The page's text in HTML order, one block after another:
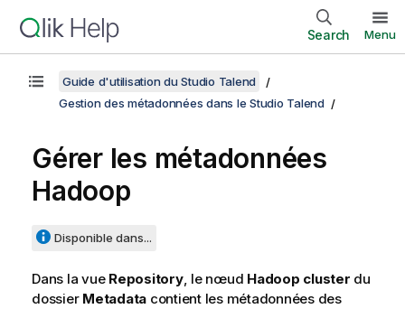
Search Menu
Guide d'utilisation du Studio Talend
Gestion des métadonnées dans le Studio Talend
Gérer les métadonnées
Hadoop
Disponible dans...
Dans la vue Repository, le nœud Hadoop cluster du
dossier Metadata contient les métadonnées des